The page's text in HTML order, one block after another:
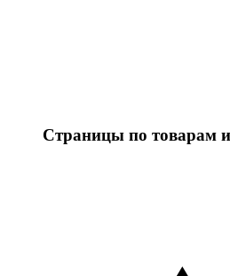
Страницы по товарам